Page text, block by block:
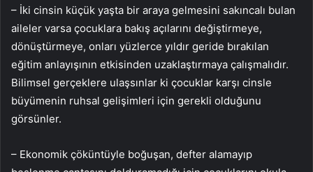
– İki cinsin küçük yaşta bir araya gelmesini sakıncalı bulan
aileler varsa çocuklara bakış açılarını değiştirmeye,
dönüştürmeye, onları yüzlerce yıldır geride bırakılan
eğitim anlayışının etkisinden uzaklaştırmaya çalışmalıdır.
Bilimsel gerçeklere ulaşsınlar ki çocuklar karşı cinsle
büyümenin ruhsal gelişimleri için gerekli olduğunu
görsünler.
– Ekonomik çöküntüyle boğuşan, defter alamayıp